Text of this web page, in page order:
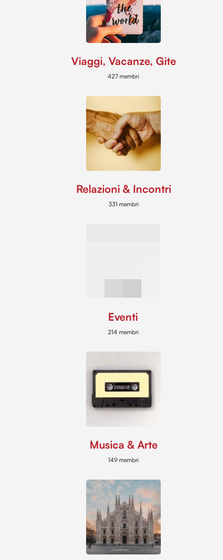
Viaggi, Vacanze, Gite
427 membri
Relazioni & Incontri
331 membri
Eventi
214 membri
Musica & Arte
149 membri